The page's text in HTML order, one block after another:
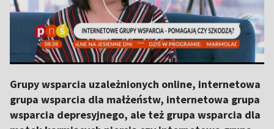
Grupy wsparcia uzależnionych online, internetowa
grupa wsparcia dla małżeństw, internetowa grupa
wsparcia depresyjnego, ale też grupa wsparcia dla